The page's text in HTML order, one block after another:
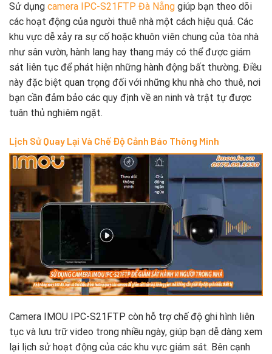
Sử dụng camera IPC-S21FTP Đà Nẵng giúp bạn theo dõi
các hoạt động của người thuê nhà một cách hiệu quả. Các
khu vực dễ xảy ra sự cố hoặc khuôn viên chung của tòa nhà
như sân vườn, hành lang hay thang máy có thể được giám
sát liên tục để phát hiện những hành động bất thường. Điều
này đặc biệt quan trọng đối với những khu nhà cho thuê, nơi
bạn cần đảm bảo các quy định về an ninh và trật tự được
tuân thủ nghiêm ngặt.
Lịch Sử Quay Lại Và Chế Độ Cảnh Báo Thông Minh
Camera IMOU IPC-S21FTP còn hỗ trợ chế độ ghi hình liên
tục và lưu trữ video trong nhiều ngày, giúp bạn dễ dàng xem
lại lịch sử hoạt động của các khu vực giám sát. Bên cạnh